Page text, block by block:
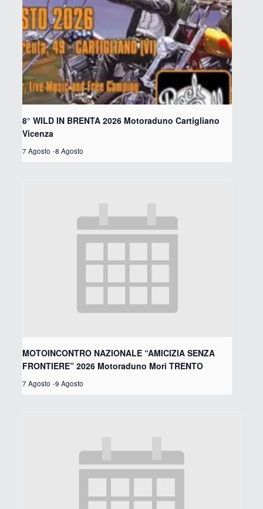
8° WILD IN BRENTA 2026 Motoraduno Cartigliano
Vicenza
7 Agosto -8 Agosto
MOTOINCONTRO NAZIONALE “AMICIZIA SENZA
FRONTIERE” 2026 Motoraduno Mori TRENTO
7 Agosto -9 Agosto